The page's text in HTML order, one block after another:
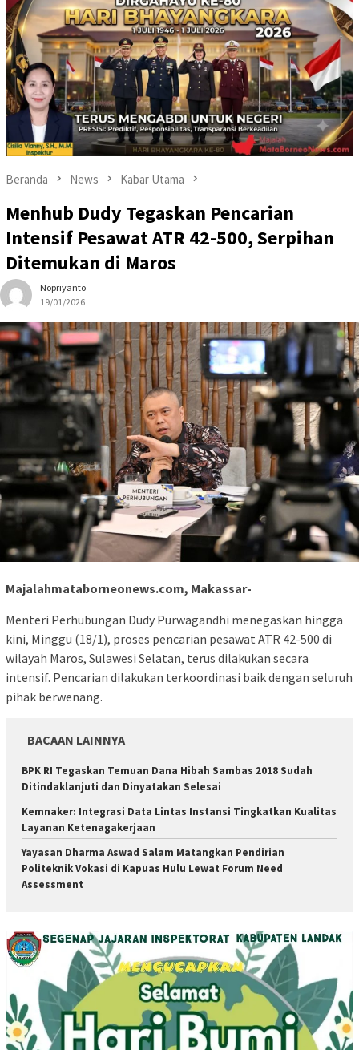
Beranda News Kabar Utama
Menhub Dudy Tegaskan Pencarian
Intensif Pesawat ATR 42-500, Serpihan
Ditemukan di Maros
Nopriyanto
19/01/2026
Majalahmataborneonews.com, Makassar-
Menteri Perhubungan Dudy Purwagandhi menegaskan hingga
kini, Minggu (18/1), proses pencarian pesawat ATR 42-500 di
wilayah Maros, Sulawesi Selatan, terus dilakukan secara
intensif. Pencarian dilakukan terkoordinasi baik dengan seluruh
pihak berwenang.
BACAAN LAINNYA
BPK RI Tegaskan Temuan Dana Hibah Sambas 2018 Sudah
Ditindaklanjuti dan Dinyatakan Selesai
Kemnaker: Integrasi Data Lintas Instansi Tingkatkan Kualitas
Layanan Ketenagakerjaan
Yayasan Dharma Aswad Salam Matangkan Pendirian
Politeknik Vokasi di Kapuas Hulu Lewat Forum Need
Assessment